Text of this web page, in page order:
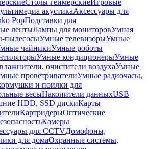
Столы геймерскиеИгровые
акустикаАксессуары для
PopПодставки для
лентыЛампы для мониторовУмная
пылесосыУмные телевизорыУмные
чайникиУмные роботы
Умные кондиционерыУмные
очистители воздухаУмные
проветривателиУмные радиочасы,
и поилки для
весыНакопители данныхUSB
HDD, SSD дискиКарты
КартридерыОптические
Камеры
для CCTVДомофоны,
для домаОхранные системы,